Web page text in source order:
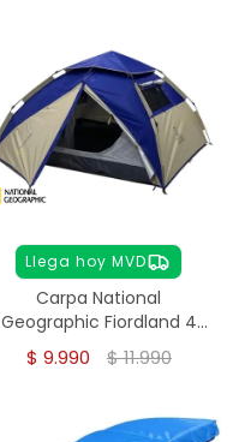
Llega hoy MVD
Carpa National
Geographic Fiordland 4
Personas – Autoarmable
$ 9.990 $11.990